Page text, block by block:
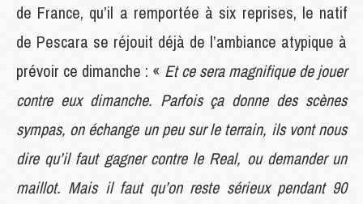
de France, qu’il a remportée à six reprises, le natif
de Pescara se réjouit déjà de l’ambiance atypique à
prévoir ce dimanche : « Et ce sera magnifique de jouer
contre eux dimanche. Parfois ça donne des scènes
sympas, on échange un peu sur le terrain, ils vont nous
dire qu’il faut gagner contre le Real, ou demander un
maillot. Mais il faut qu’on reste sérieux pendant 90